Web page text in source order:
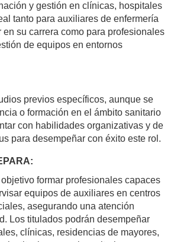
y gestión en clínicas, hospitales
tanto para auxiliares de enfermería
su carrera como para profesionales
de equipos en entornos
previos específicos, aunque se
o formación en el ámbito sanitario
con habilidades organizativas y de
para desempeñar con éxito este rol.
formar profesionales capaces
equipos de auxiliares en centros
asegurando una atención
Los titulados podrán desempeñar
clínicas, residencias de mayores,